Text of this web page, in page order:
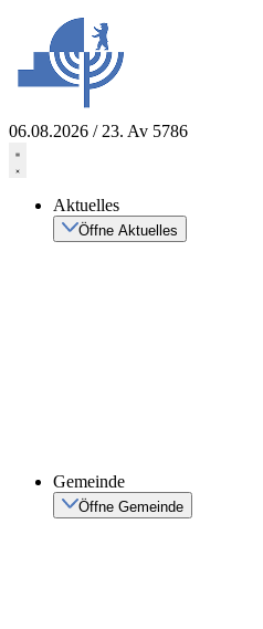
springen
06.08.2026 / 23. Av 5786
Aktuelles
Öffne Aktuelles
Gemeinde
Öffne Gemeinde